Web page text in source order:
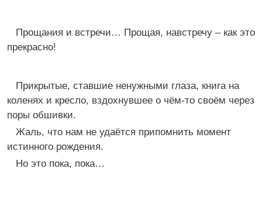
Прощания и встречи… Прощая, навстречу – как это
прекрасно!
Прикрытые, ставшие ненужными глаза, книга на
коленях и кресло, вздохнувшее о чём-то своём через
поры обшивки.
Жаль, что нам не удаётся припомнить момент
истинного рождения.
Но это пока, пока…